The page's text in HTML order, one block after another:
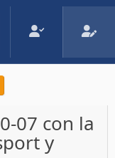
07 con la
y